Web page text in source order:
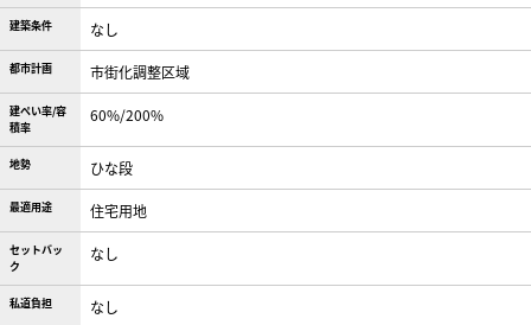
建築条件 なし
都市計画 市街化調整区域
建ぺい率/容
積率
60%/200%
地勢 ひな段
最適用途 住宅用地
セットバッ
ク
なし
私道負担 なし